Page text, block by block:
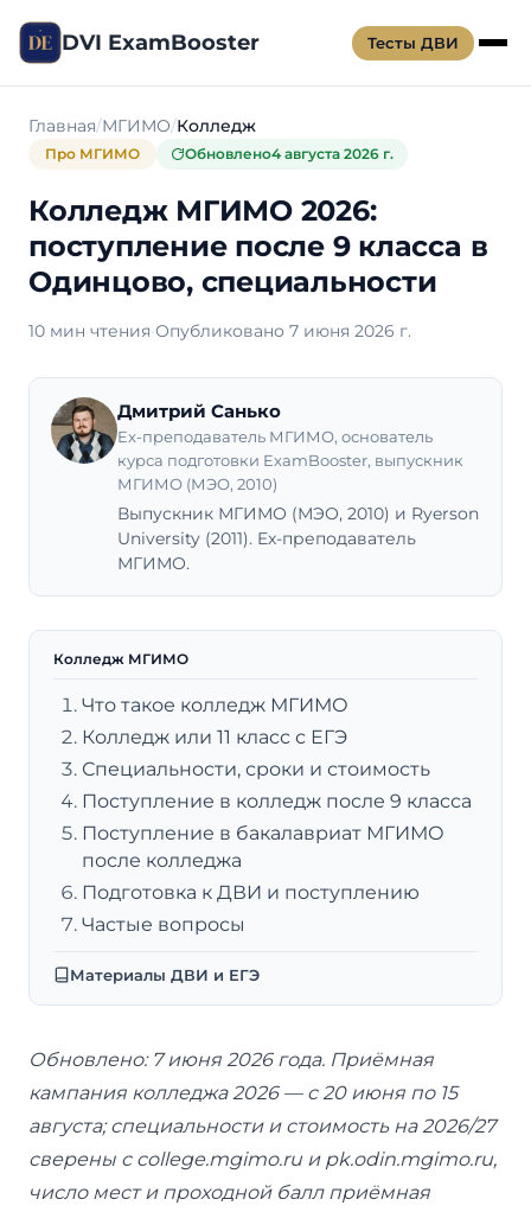
DVI ExamBooster Тесты ДВИ
Главная МГИМО Колледж
Про МГИМО Обновлено4 августа 2026 г.
Колледж МГИМО 2026:
поступление после 9 класса в
Одинцово, специальности
10 мин чтения·Опубликовано 7 июня 2026 г.
Дмитрий Санько
Ex-преподаватель МГИМО, основатель
курса подготовки ExamBooster, выпускник
МГИМО (МЭО, 2010)
Выпускник МГИМО (МЭО, 2010) и Ryerson
University (2011). Ex-преподаватель
МГИМО.
Колледж МГИМО
Что такое колледж МГИМО
Колледж или 11 класс с ЕГЭ
Специальности, сроки и стоимость
Поступление в колледж после 9 класса
Поступление в бакалавриат МГИМО
после колледжа
Подготовка к ДВИ и поступлению
Частые вопросы
Материалы ДВИ и ЕГЭ
Обновлено: 7 июня 2026 года. Приёмная
кампания колледжа 2026 — с 20 июня по 15
августа; специальности и стоимость на 2026/27
сверены с college.mgimo.ru и pk.odin.mgimo.ru,
число мест и проходной балл приёмная